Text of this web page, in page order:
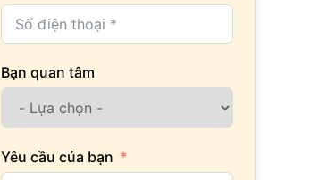
Bạn quan tâm
Yêu cầu của bạn